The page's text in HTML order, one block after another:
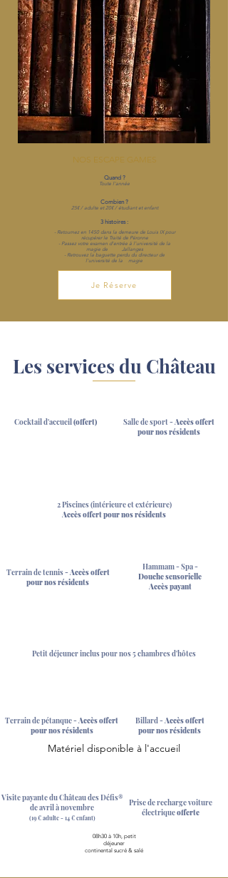
NOS ESCAPE GAMES
Quand ?
Toute l'année
Combien ?
25€ / adulte et 20€ / étudiant et enfant
3 histoires :
- Retournez en 1450 dans la demeure de Louis IX pour
récupérer le Traité de Péronne
- Passez votre examen d'entrée à l'université de la
magie de Jallanges
- Retrouvez la baguette perdu du directeur de
l'université de la magie
Je Réserve
Les services du Château
Cocktail d'accueil(offert) Salle de sport -Accès offert
pour nos résidents
2 Piscines (intérieure et extérieure)
Accès offert pour nos résidents
Terrain de tennis -Accès offert
pour nos résidents
Hammam - Spa -
Douche sensorielle
Accès payant
Petit déjeuner inclus pour nos 5 chambres d'hôtes
Terrain de pétanque -Accès offert
pour nos résidents
Billard -Accès offert
pour nos résidents
Matériel disponible à l'accueil
Prise de recharge voiture
électriqueofferte
Visite payante duChâteau des Défis®
de avril à novembre
(19 € adulte - 14€ enfant)
08h30 à 10h, petit
déjeuner
continental sucré & salé